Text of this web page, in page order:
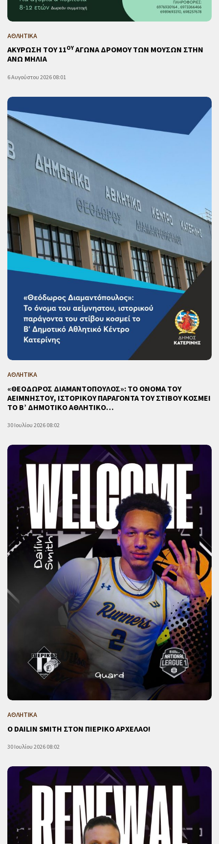
ΑΘΛΗΤΙΚΑ
ΑΚΥΡΩΣΗ ΤΟΥ 11ΟΥΑΓΩΝΑ ΔΡΟΜΟΥ ΤΩΝ ΜΟΥΣΩΝ ΣΤΗΝ
ΑΝΩ ΜΗΛΙΑ
6 Αυγούστου 2026 08:01
ΑΘΛΗΤΙΚΑ
«ΘΕΟΔΩΡΟΣ ΔΙΑΜΑΝΤΟΠΟΥΛΟΣ»: ΤΟ ΟΝΟΜΑ ΤΟΥ
ΑΕΙΜΝΗΣΤΟΥ, ΙΣΤΟΡΙΚΟΥ ΠΑΡΑΓΟΝΤΑ ΤΟΥ ΣΤΙΒΟΥ ΚΟΣΜΕΙ
ΤΟ Β’ ΔΗΜΟΤΙΚΟ ΑΘΛΗΤΙΚΟ…
30 Ιουλίου 2026 08:02
ΑΘΛΗΤΙΚΑ
Ο DAILIN SMITH ΣΤΟΝ ΠΙΕΡΙΚΟ ΑΡΧΕΛΑΟ!
30 Ιουλίου 2026 08:02